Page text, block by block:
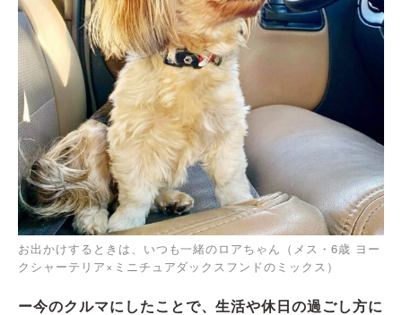
お出かけするときは、いつも一緒のロアちゃん（メス・6歳 ヨー
クシャーテリア×ミニチュアダックスフンドのミックス）
ー今のクルマにしたことで、生活や休日の過ごし方に